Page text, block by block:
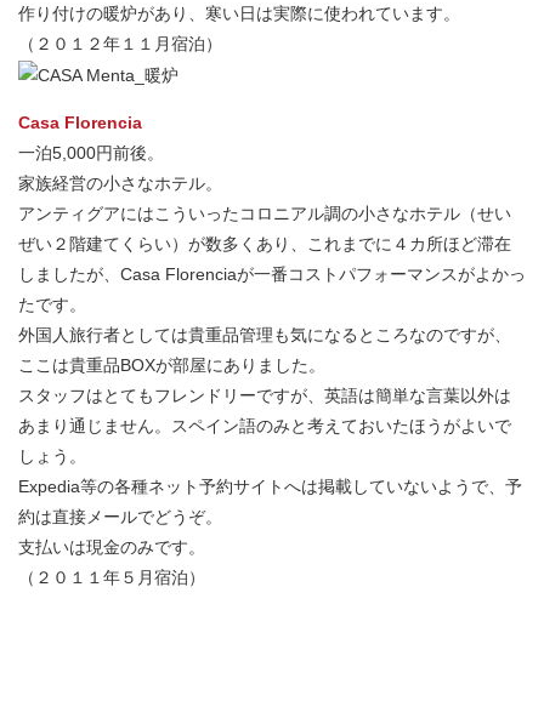
作り付けの暖炉があり、寒い日は実際に使われています。
（２０１２年１１月宿泊）
Casa Florencia
一泊5,000円前後。
家族経営の小さなホテル。
アンティグアにはこういったコロニアル調の小さなホテル（せい
ぜい２階建てくらい）が数多くあり、これまでに４カ所ほど滞在
しましたが、Casa Florenciaが一番コストパフォーマンスがよかっ
たです。
外国人旅行者としては貴重品管理も気になるところなのですが、
ここは貴重品BOXが部屋にありました。
スタッフはとてもフレンドリーですが、英語は簡単な言葉以外は
あまり通じません。スペイン語のみと考えておいたほうがよいで
しょう。
Expedia等の各種ネット予約サイトへは掲載していないようで、予
約は直接メールでどうぞ。
支払いは現金のみです。
（２０１１年５月宿泊）